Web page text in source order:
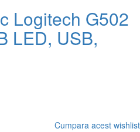
Logitech G502
LED, USB,
Cumpara acest wishlist